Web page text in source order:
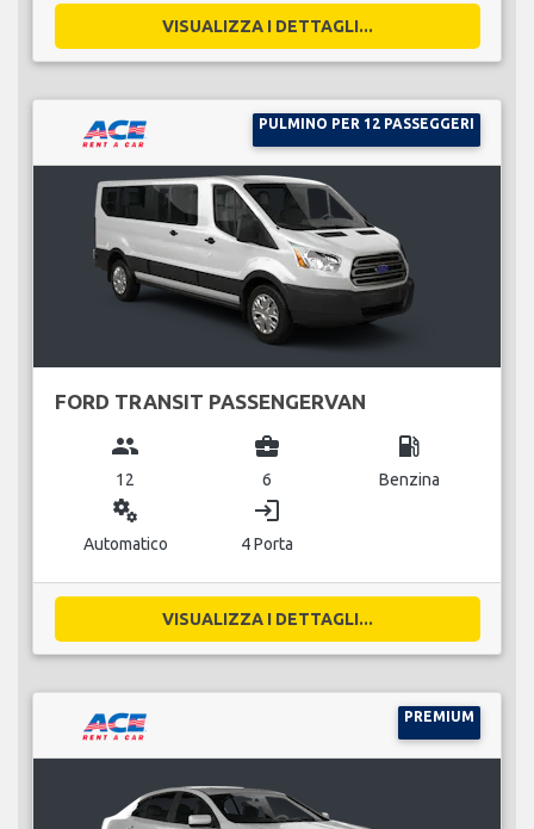
VISUALIZZA I DETTAGLI...
PULMINO PER 12 PASSEGGERI
FORD TRANSIT PASSENGERVAN
group
12
business_center
6
local_gas_station
Benzina
miscellaneous_services
Automatico
login
4 Porta
VISUALIZZA I DETTAGLI...
PREMIUM